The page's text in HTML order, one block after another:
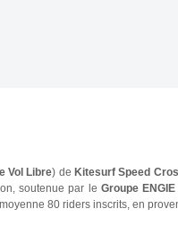
Vol Libre) de Kitesurf Speed
soutenue par le Groupe ENGIE
80 riders inscrits, en